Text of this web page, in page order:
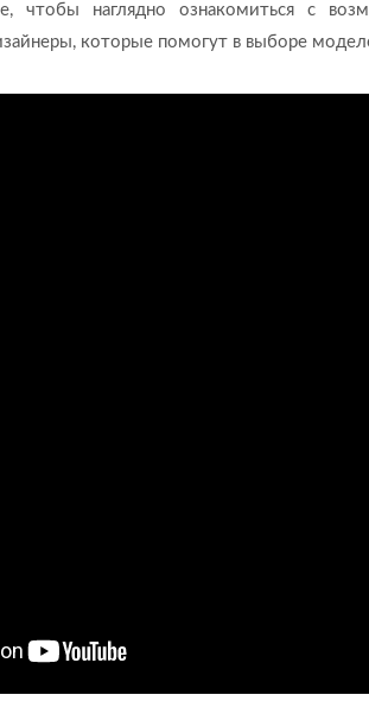
чтобы наглядно ознакомиться с
которые помогут в выборе